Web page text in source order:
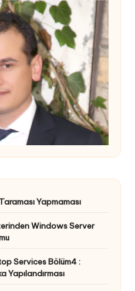
Yapmaması
Windows Server
Services Bölüm4 :
Yapılandırması